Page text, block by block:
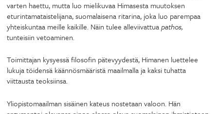
varten haettu, mutta luo mielikuvaa Himasesta muutoksen
eturintamataistelijana, suomalaisena ritarina, joka luo parempaa
yhteiskuntaa meille kaikille. Näin tulee alleviivattuapathos,
tunteisiin vetoaminen.
Toimittajan kysyessä filosofin pätevyydestä, Himanen luettelee
lukuja töidensä käännösmääristä maailmalla ja kaksi tuhatta
viittausta teoksiinsa.
Yliopistomaailman sisäinen kateus nostetaan valoon. Hän